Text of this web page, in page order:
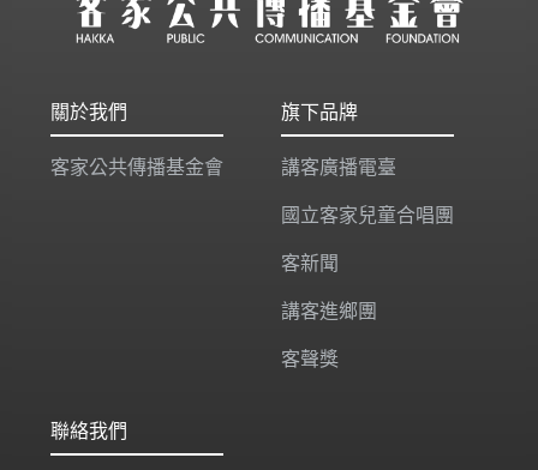
關於我們
客家公共傳播基金會
旗下品牌
講客廣播電臺
國立客家兒童合唱團
客新聞
講客進鄉團
客聲獎
聯絡我們